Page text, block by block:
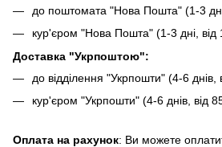
до поштомата "Нова Пошта" (1-3
кур'єром "Нова Пошта" (1-3 дні, від
Доставка "Укрпоштою":
до відділення "Укрпошти" (4-6 днів,
кур'єром "Укрпошти" (4-6 днів, від
Оплата на рахунок: Ви можете